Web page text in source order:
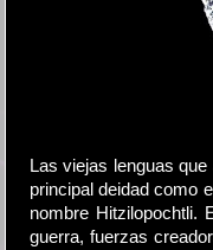
Las viejas lenguas
principal deidad como
nombre Hitzilopochtli.
guerra, fuerzas